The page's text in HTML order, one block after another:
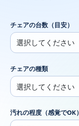
チェアの台数（目安）
チェアの種類
汚れの程度（感覚でOK）